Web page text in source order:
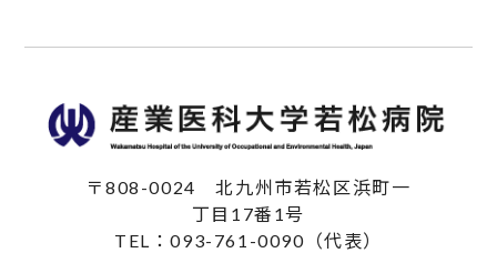
〒808-0024 北九州市若松区浜町一
丁目17番1号
TEL：093-761-0090（代表）